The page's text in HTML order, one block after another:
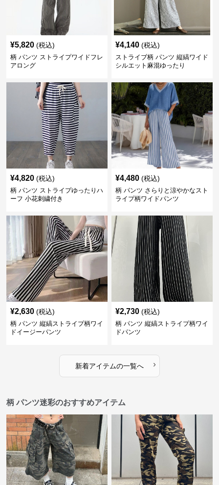
¥5,820 (税込)
柄 パンツ ストライプワイドフレ
アロング
¥4,140 (税込)
ストライブ柄 パンツ 縦縞ワイド
シルエット麻混ゆったり
¥4,820 (税込)
柄 パンツ ストライプゆったりハ
ーフ 小花刺繍付き
¥4,480 (税込)
柄 パンツ さらりと涼やかなスト
ライプ柄ワイドパンツ
¥2,630 (税込)
柄 パンツ 縦縞ストライプ柄ワイ
ドイージーパンツ
¥2,730 (税込)
柄 パンツ 縦縞ストライプ柄ワイ
ドパンツ
新着アイテムの一覧へ ›
柄 パンツ迷彩のおすすめアイテム